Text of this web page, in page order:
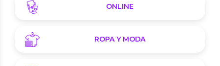
ONLINE
ROPA Y MODA